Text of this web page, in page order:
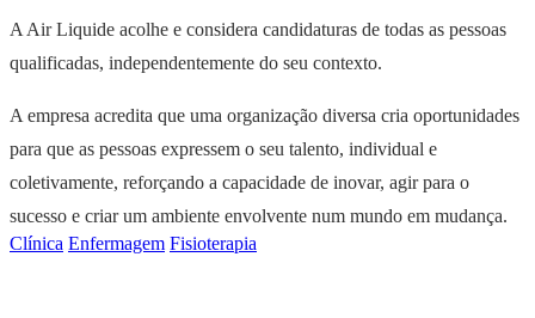
A Air Liquide acolhe e considera candidaturas de todas as pessoas
qualificadas, independentemente do seu contexto.
A empresa acredita que uma organização diversa cria oportunidades
para que as pessoas expressem o seu talento, individual e
coletivamente, reforçando a capacidade de inovar, agir para o
sucesso e criar um ambiente envolvente num mundo em mudança.
Clínica Enfermagem Fisioterapia